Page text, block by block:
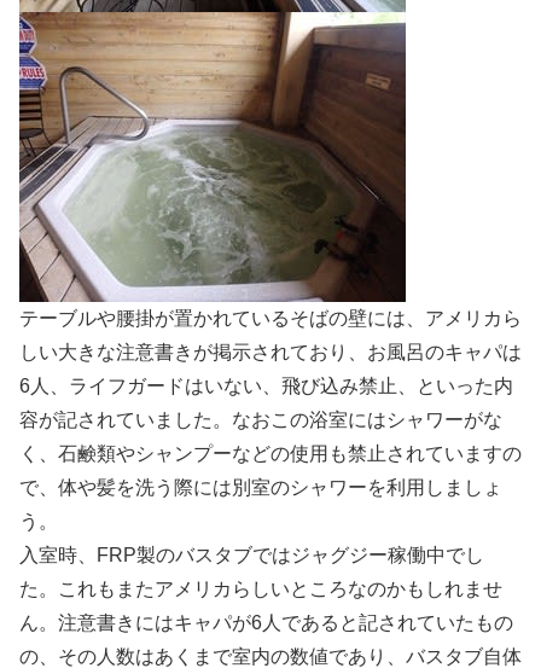
テーブルや腰掛が置かれているそばの壁には、アメリカら
しい大きな注意書きが掲示されており、お風呂のキャパは
6人、ライフガードはいない、飛び込み禁止、といった内
容が記されていました。なおこの浴室にはシャワーがな
く、石鹸類やシャンプーなどの使用も禁止されていますの
で、体や髪を洗う際には別室のシャワーを利用しましょ
う。
入室時、FRP製のバスタブではジャグジー稼働中でし
た。これもまたアメリカらしいところなのかもしれませ
ん。注意書きにはキャパが6人であると記されていたもの
の、その人数はあくまで室内の数値であり、バスタブ自体